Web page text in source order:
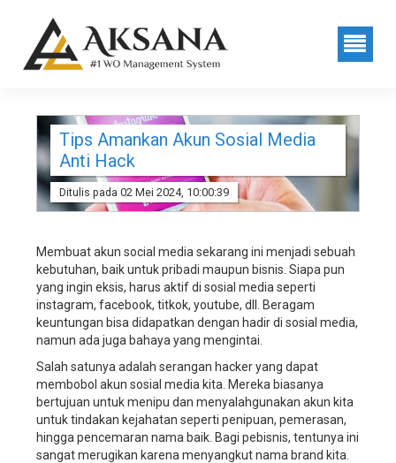
Tips Amankan Akun Sosial Media
Anti Hack
Ditulis pada 02 Mei 2024, 10:00:39
Membuat akunsocial mediasekarang ini menjadi sebuah
kebutuhan, baik untuk pribadi maupun bisnis. Siapa pun
yang ingin eksis, harus aktif di sosial media seperti
instagram, facebook, titkok, youtube, dll. Beragam
keuntungan bisa didapatkan dengan hadir di sosial media,
namun ada juga bahaya yang mengintai.
Salah satunya adalah serangan hacker yang dapat
membobol akun sosial media kita. Mereka biasanya
bertujuan untuk menipu dan menyalahgunakan akun kita
untuk tindakan kejahatan seperti penipuan, pemerasan,
hingga pencemaran nama baik. Bagi pebisnis, tentunya ini
sangat merugikan karena menyangkut nama brand kita.
manajemen
wedding
organizer,
wedding
service,
sistem
manajemen
wedding
planner,
wedding
organizer,
software
manajemen
wedding
service,
software
manajemen
wedding
planner,
aplikasi
manajemen